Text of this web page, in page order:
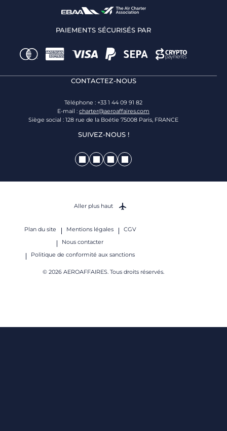
PAIEMENTS SÉCURISÉS PAR
CONTACTEZ-NOUS
Téléphone : +33 1 44 09 91 82
E-mail : charter@aeroaffaires.com
Siège social : 128 rue de la Boétie 75008 Paris, FRANCE
SUIVEZ-NOUS !
Plan du site Mentions légales
CGV
Nous contacter
Politique de conformité aux sanctions
© 2026 AEROAFFAIRES. Tous droits réservés.
Aller plus haut